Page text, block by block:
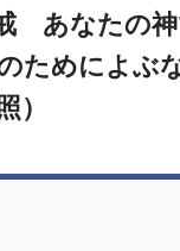
あなたの神
ためによぶ
）